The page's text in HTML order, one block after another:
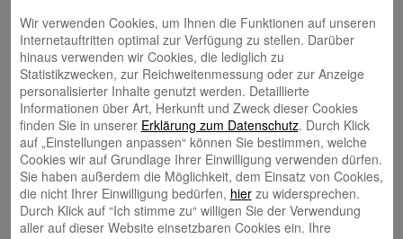
Neueste Beiträge
Radlkonvoi des FFH feiert Einweihung des neuen
Campus Nord 5. August 2026
Willkommen bei Kinder im Mittelpunkt e.V. 24. Juli 2026
Tierische Erlebnisse, Bewegung und Begegnungen –
Zootag der Stadtsparkasse Augsburg begeistert rund
2.500 Besucherinnen und Besucher 22. Juli 2026
Wir verwenden Cookies, um Ihnen die Funktionen auf unseren
Internetauftritten optimal zur Verfügung zu stellen. Darüber
hinaus verwenden wir Cookies, die lediglich zu
Statistikzwecken, zur Reichweitenmessung oder zur Anzeige
personalisierter Inhalte genutzt werden. Detaillierte
Informationen über Art, Herkunft und Zweck dieser Cookies
finden Sie in unserer Erklärung zum Datenschutz. Durch Klick
auf „Einstellungen anpassen“ können Sie bestimmen, welche
Cookies wir auf Grundlage Ihrer Einwilligung verwenden dürfen.
Sie haben außerdem die Möglichkeit, dem Einsatz von Cookies,
die nicht Ihrer Einwilligung bedürfen, hierzu widersprechen.
Durch Klick auf “Ich stimme zu“ willigen Sie der Verwendung
aller auf dieser Website einsetzbaren Cookies ein. Ihre